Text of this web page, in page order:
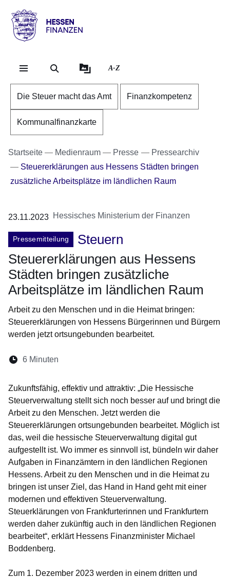
Hessen
Finanzen
A-Z
Die Steuer macht das Amt Finanzkompetenz
Kommunalfinanzkarte
Startseite Medienraum Presse
Pressearchiv
Steuererklärungen aus Hessens Städten bringen
zusätzliche Arbeitsplätze im ländlichen Raum
23.11.2023 Hessisches Ministerium der Finanzen
Pressemitteilung
Steuern
Steuererklärungen aus Hessens
Städten bringen zusätzliche
Arbeitsplätze im ländlichen Raum
Arbeit zu den Menschen und in die Heimat bringen:
Steuererklärungen von Hessens Bürgerinnen und Bürgern
werden jetzt ortsungebunden bearbeitet.
Lesedauer:
6 Minuten
Zukunftsfähig, effektiv und attraktiv: „Die Hessische
Steuerverwaltung stellt sich noch besser auf und bringt die
Arbeit zu den Menschen. Jetzt werden die
Steuererklärungen ortsungebunden bearbeitet. Möglich ist
das, weil die hessische Steuerverwaltung digital gut
aufgestellt ist. Wo immer es sinnvoll ist, bündeln wir daher
Aufgaben in Finanzämtern in den ländlichen Regionen
Hessens. Arbeit zu den Menschen und in die Heimat zu
bringen ist unser Ziel, das Hand in Hand geht mit einer
modernen und effektiven Steuerverwaltung.
Steuerklärungen von Frankfurterinnen und Frankfurtern
werden daher zukünftig auch in den ländlichen Regionen
bearbeitet“, erklärt Hessens Finanzminister Michael
Boddenberg.
Zum 1. Dezember 2023 werden in einem dritten und